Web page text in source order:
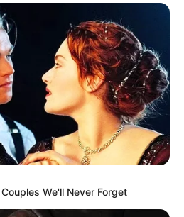
We'll Never Forget